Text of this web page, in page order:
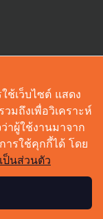
ช้เว็บไซต์ แสดง
มถึงเพื่อวิเคราะห์
าผู้ใช้งานมาจาก
รใช้คุกกี้ได้ โดย
ป็นส่วนตัว